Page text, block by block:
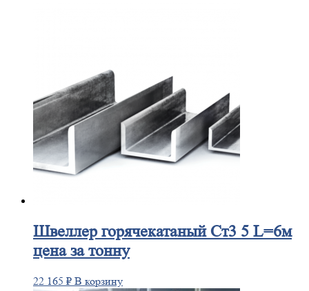
Швеллергорячекатаный Ст3 5 L=6м
цена за тонну
22 165 ₽ В корзину